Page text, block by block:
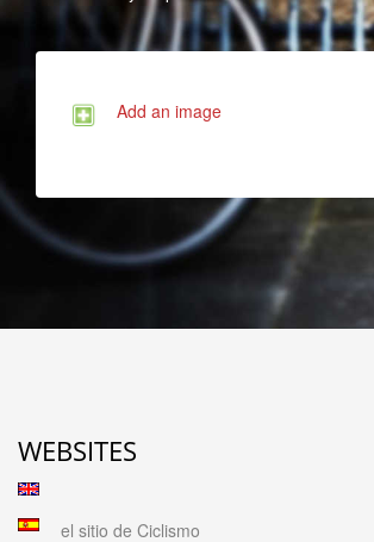
Add an image
WEBSITES
el sitio de Ciclismo